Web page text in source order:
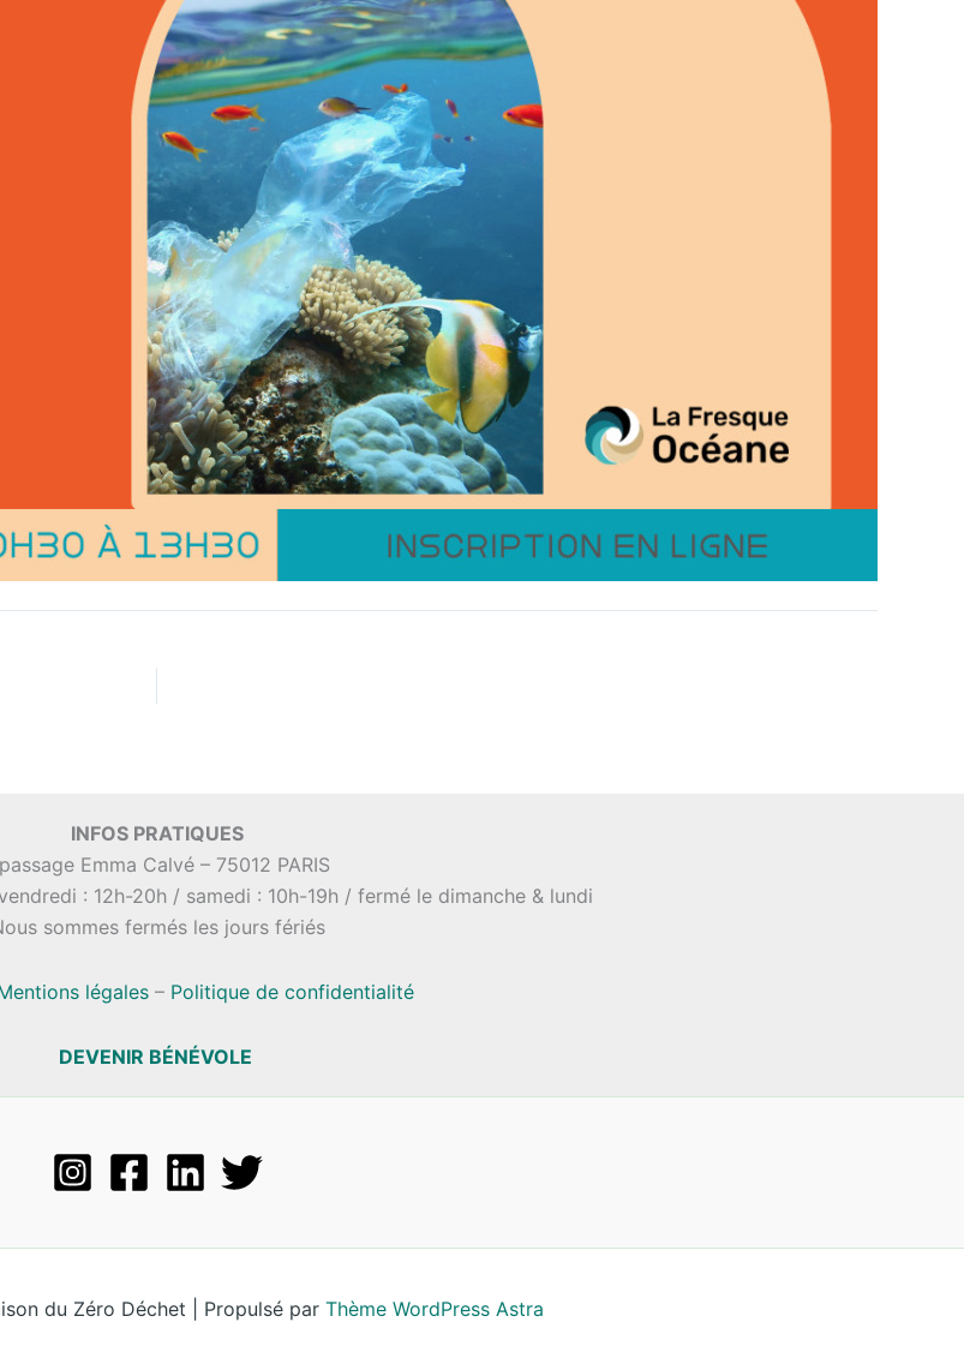
INFOS PRATIQUES
Emma Calvé – 75012 PARIS
: 12h-20h / samedi : 10h-19h / fermé le dimanche & lundi
sommes fermés les jours fériés
légales– Politique de confidentialité
DEVENIR BÉNÉVOLE
du Zéro Déchet | Propulsé par Thème WordPress Astra